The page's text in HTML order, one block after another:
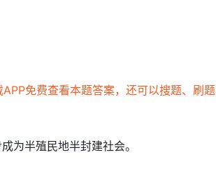
免费查看本题答案，还可以搜题、刷
为半殖民地半封建社会。